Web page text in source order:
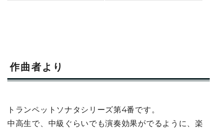
作曲者より
トランペットソナタシリーズ第4番です。
中高生で、中級ぐらいでも演奏効果がでるように、楽